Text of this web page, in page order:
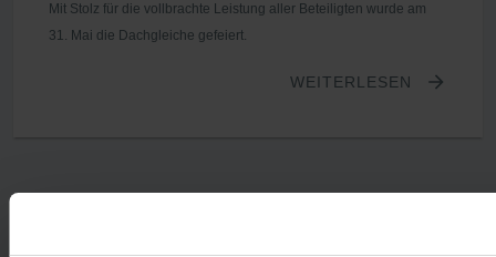
Mit Stolz für die vollbrachte Leistung aller Beteiligten wurde am
31. Mai die Dachgleiche gefeiert.
WEITERLESEN